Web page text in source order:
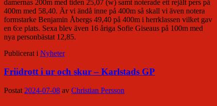
damernas 200m med tiden 25,07 (w) samt noterade ett rejält pers på
400m med 58,40. Är vi ändå inne på 400m så skall vi även notera
formstarke Benjamin Åbergs 49,40 på 400m i herrklassen vilket gav
en 6:e plats. Sexa blev även 16 åriga Sofie Giseaus på 100m med
nya personbästat 12,85.
Publicerat i Nyheter
Friidrott i ur och skur – Karlstads GP
Postat 2024-07-08 av Christian Persson